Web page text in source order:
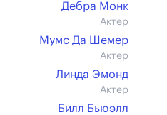
Дебра Монк
Актер
Мумс Да Шемер
Актер
Линда Эмонд
Актер
Билл Бьюэлл